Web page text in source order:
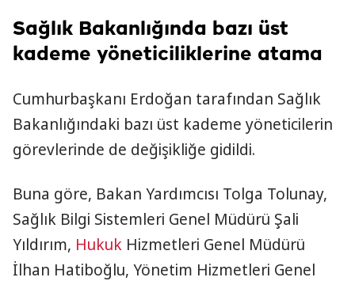
Sağlık Bakanlığında bazı üst
kademe yöneticiliklerine atama
Cumhurbaşkanı Erdoğan tarafından Sağlık
Bakanlığındaki bazı üst kademe yöneticilerin
görevlerinde de değişikliğe gidildi.
Buna göre, Bakan Yardımcısı Tolga Tolunay,
Sağlık Bilgi Sistemleri Genel Müdürü Şali
Yıldırım, Hukuk Hizmetleri Genel Müdürü
İlhan Hatiboğlu, Yönetim Hizmetleri Genel